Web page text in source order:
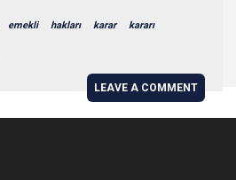
emekli hakları karar kararı
LEAVE A COMMENT